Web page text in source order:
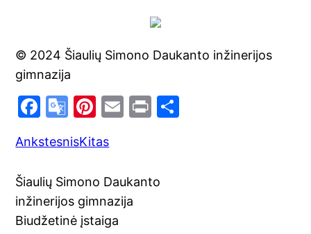
© 2024 Šiaulių Simono Daukanto inžinerijos
gimnazija
F
c
e
b
o
G
o
gl
e
Tr
Pi
er
e
st
E
l
Pr
AnkstesnisKitas
Šiaulių Simono Daukanto
inžinerijos gimnazija
Biudžetinė įstaiga